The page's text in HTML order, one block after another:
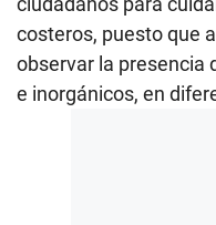
costeros, puesto que
observar la presencia
e inorgánicos, en